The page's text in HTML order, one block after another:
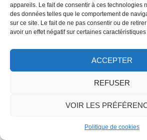
appareils. Le fait de consentir à ces technologies
des données telles que le comportement de
sur ce site. Le fait de ne pas consentir ou de
avoir un effet négatif sur certaines
ACCEPTER
REFUSER
VOIR LES
Politique de cookies
LAURIANE MAKEITNOW.FR
C’est sur que la langue peut être un
le rappelles justement il y a
des signes et un mauvais anglais on